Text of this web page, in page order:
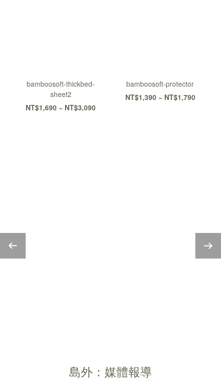
bamboosoft-thickbed-
sheet2
NT$1,690 ~ NT$3,090
bamboosoft-protector
NT$1,390 ~ NT$1,790
島外：媒體報導